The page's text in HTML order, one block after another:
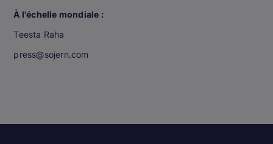
À l'échelle mondiale :
Teesta Raha
press@sojern.com